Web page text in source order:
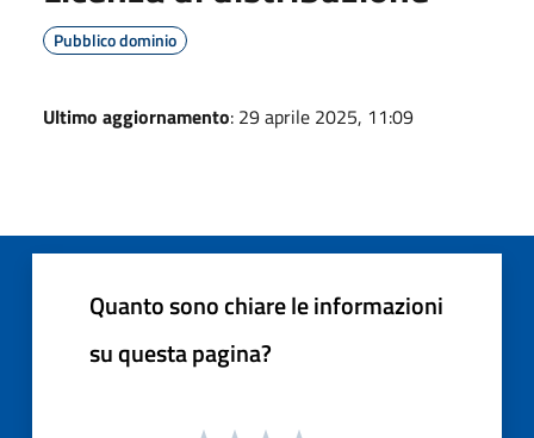
Pubblico dominio
Ultimo aggiornamento: 29 aprile 2025, 11:09
Quanto sono chiare le informazioni
su questa pagina?